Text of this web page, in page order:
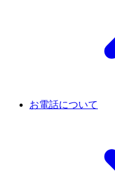
お電話について